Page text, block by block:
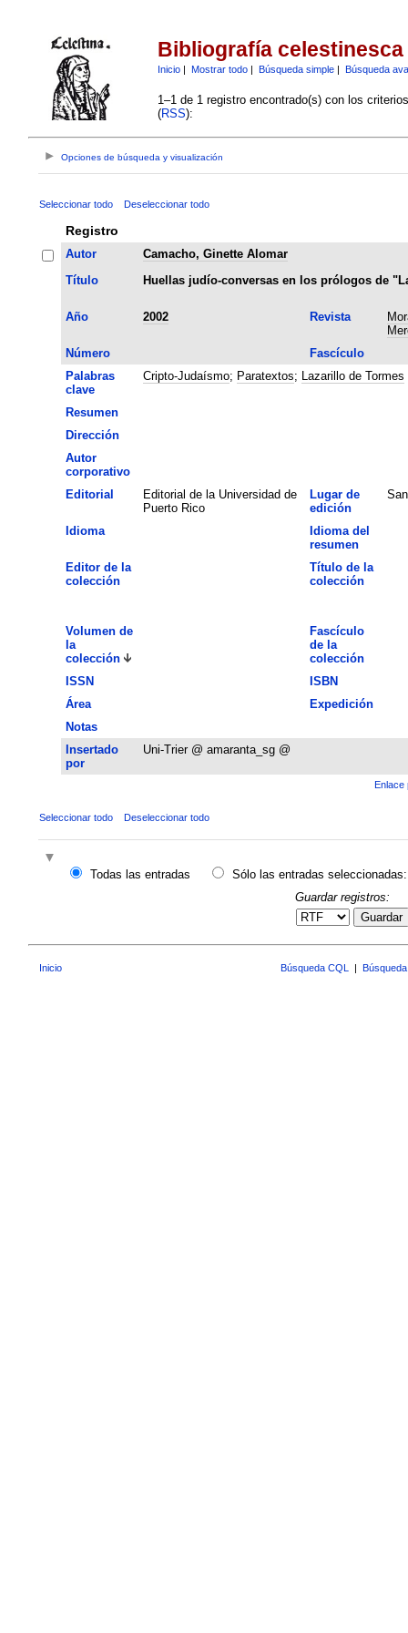
Bibliografía celestinesca
Inicio| Mostrar todo| Búsqueda simple| Búsqueda
1–1 de 1 registro encontrado(s) con los
(RSS):
Opciones de búsqueda y visualización
Seleccionar todo Deseleccionar todo
Registro
Autor
Camacho, Ginette Alomar
Título
Huellas judío-conversas en los prólogos de
Año 2002 Revista
Número
Fascículo
Palabras
clave
Cripto-Judaísmo; Paratextos; Lazarillo de Tormes
Resumen
Dirección
Autor
corporativo
Editorial
Editorial de la Universidad de
Puerto Rico
Lugar de
edición
Idioma
Idioma del
resumen
Editor de la
colección
Título de la
colección
Volumen de
la
colección
Fascículo
de la
colección
ISSN
ISBN
Área
Expedición
Notas
Insertado
por
Uni-Trier @ amaranta_sg @
Enlace
Seleccionar todo Deseleccionar todo
Todas las entradas
Sólo las entradas seleccionadas:
Guardar registros:
Guardar
Inicio Búsqueda CQL